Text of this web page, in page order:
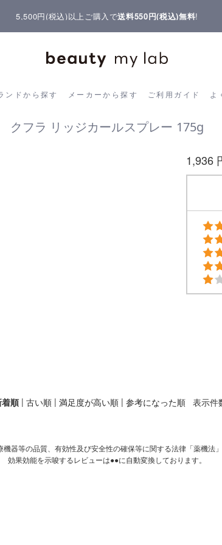
送料550円(税込)無料! 【重要】熊本地震の影
ンドから探す メーカーから探す ご利用ガイド よ
ブランドから探す メーカーから探す ご利用ガイド
クフラ リッジカールスプレー 175g
1,936
順 | 古い順 | 満足度が高い順 | 参考になった順 表示件
機器等の品質、有効性及び安全性の確保等に関する法律「薬機法
効果効能を示唆するレビューは●●に自動変換しております。